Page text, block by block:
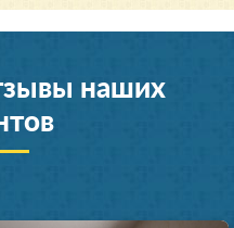
наших